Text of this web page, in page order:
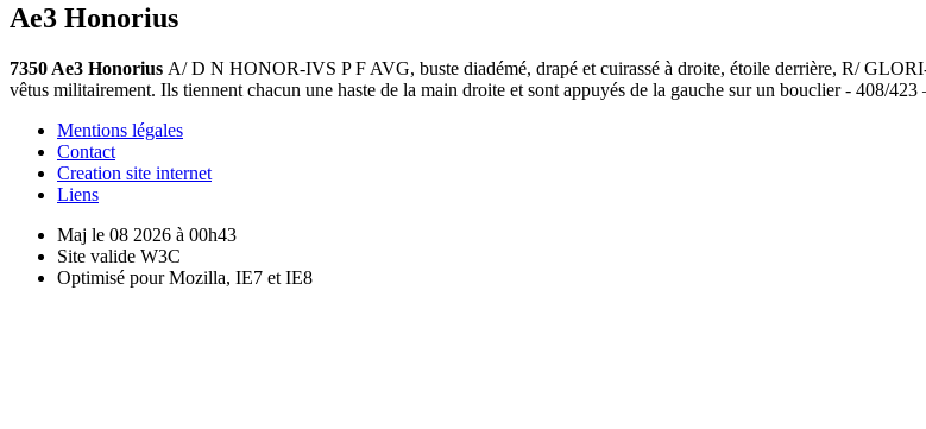
Ae3 Honorius
7350 Ae3 Honorius A/ D N HONOR-IVS P F AVG, buste diadémé, drapé et cuirassé à droite, étoile derrière, R/
vêtus militairement. Ils tiennent chacun une haste de la main droite et sont appuyés de la gauche sur un bouclier - 408/
Mentions légales
Contact
Creation site internet
Liens
Maj le 08 2026 à 00h43
Site valide W3C
Optimisé pour Mozilla, IE7 et IE8